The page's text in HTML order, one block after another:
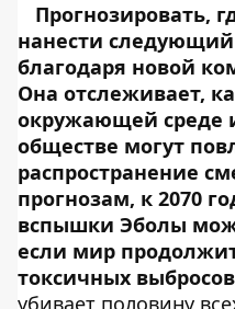
Прогнозировать,
нанести
благодаря новой
Она отслеживает,
окружающей среде
обществе могут
распространение
прогнозам, к 2070
вспышки Эболы
если мир
токсичных
убивает половину